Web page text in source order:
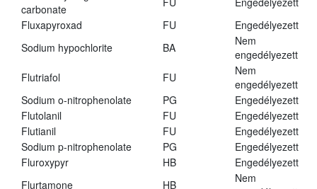
carbonate
Fluxapyroxad
FU
Engedélyezett
Sodium hypochlorite
BA
Nem
engedélyezett
Flutriafol
FU
Nem
engedélyezett
Sodium o-nitrophenolate
PG
Engedélyezett
Flutolanil
FU
Engedélyezett
Flutianil
FU
Engedélyezett
Sodium p-nitrophenolate
PG
Engedélyezett
Fluroxypyr
HB
Engedélyezett
Flurtamone
HB
Nem